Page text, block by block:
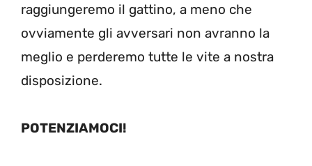
raggiungeremo il gattino, a meno che
ovviamente gli avversari non avranno la
meglio e perderemo tutte le vite a nostra
disposizione.
POTENZIAMOCI!